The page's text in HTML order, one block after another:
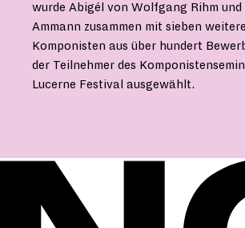
wurde Abigél von Wolfgang Rihm
Ammann zusammen mit sieben
Komponisten aus über hundert
der Teilnehmer des
Lucerne Festival ausgewählt.